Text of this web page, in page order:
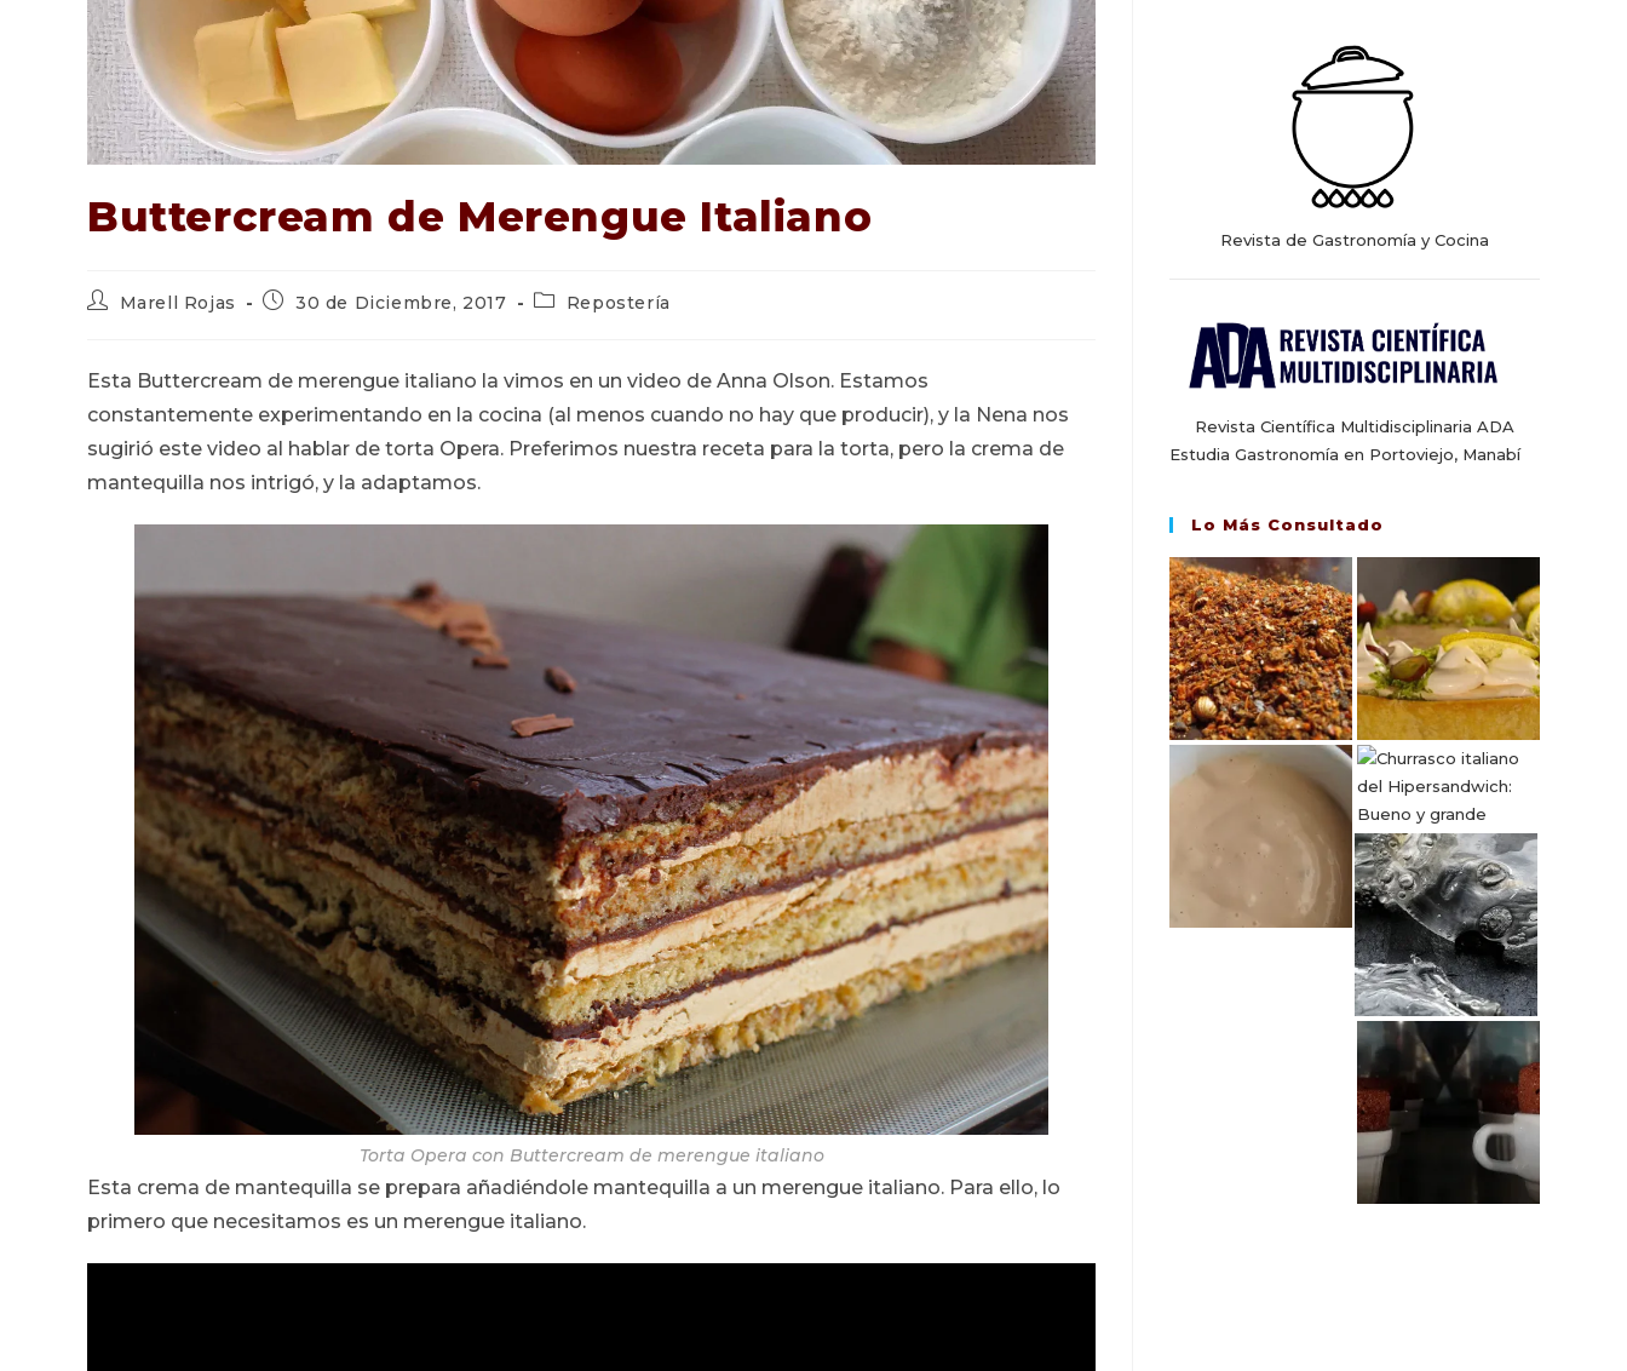
Buttercream de Merengue Italiano
Autor
entrada:
Marell Rojas
Publicación
entrada:
30 de Diciembre, 2017
Categoría
Repostería
Esta Buttercream de merengue italiano la vimos en un video de Anna Olson. Estamos
constantemente experimentando en la cocina (al menos cuando no hay que producir), y la Nena nos
sugirió este video al hablar de torta Opera. Preferimos nuestra receta para la torta, pero la crema de
mantequilla nos intrigó, y la adaptamos.
Torta Opera con Buttercream de merengue italiano
Esta crema de mantequilla se prepara añadiéndole mantequilla a un merengue italiano. Para ello, lo
primero que necesitamos es un merengue italiano.
Revista de Gastronomía y Cocina
Revista Científica Multidisciplinaria ADA
Estudia Gastronomía en Portoviejo, Manabí
Lo Más Consultado